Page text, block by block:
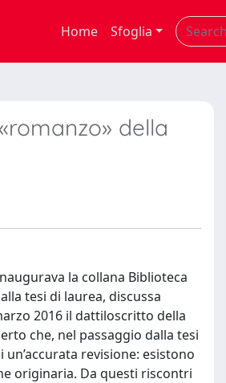
Home Sfoglia
della
la collana Biblioteca
tesi di laurea, discussa
2016 il dattiloscritto della
che, nel passaggio dalla tesi
revisione: esistono
originaria. Da questi riscontri